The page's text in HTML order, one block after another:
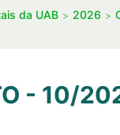
da UAB 2026
- 10/